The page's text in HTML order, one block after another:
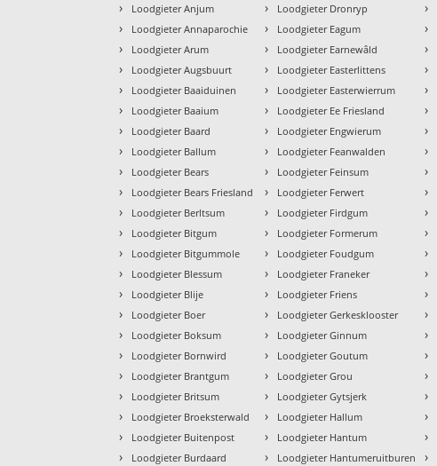
› Loodgieter Anjum
› Loodgieter Annaparochie
› Loodgieter Arum
› Loodgieter Augsbuurt
› Loodgieter Baaiduinen
› Loodgieter Baaium
› Loodgieter Baard
› Loodgieter Ballum
› Loodgieter Bears
› Loodgieter Bears Friesland
› Loodgieter Berltsum
› Loodgieter Bitgum
› Loodgieter Bitgummole
› Loodgieter Blessum
› Loodgieter Blije
› Loodgieter Boer
› Loodgieter Boksum
› Loodgieter Bornwird
› Loodgieter Brantgum
› Loodgieter Britsum
› Loodgieter Broeksterwald
› Loodgieter Buitenpost
› Loodgieter Burdaard
› Loodgieter Dronryp
› Loodgieter Eagum
› Loodgieter Earnewâld
› Loodgieter Easterlittens
› Loodgieter Easterwierrum
› Loodgieter Ee Friesland
› Loodgieter Engwierum
› Loodgieter Feanwalden
› Loodgieter Feinsum
› Loodgieter Ferwert
› Loodgieter Firdgum
› Loodgieter Formerum
› Loodgieter Foudgum
› Loodgieter Franeker
› Loodgieter Friens
› Loodgieter Gerkesklooster
› Loodgieter Ginnum
› Loodgieter Goutum
› Loodgieter Grou
› Loodgieter Gytsjerk
› Loodgieter Hallum
› Loodgieter Hantum
› Loodgieter Hantumeruitburen
›
›
›
›
›
›
›
›
›
›
›
›
›
›
›
›
›
›
›
›
›
›
›